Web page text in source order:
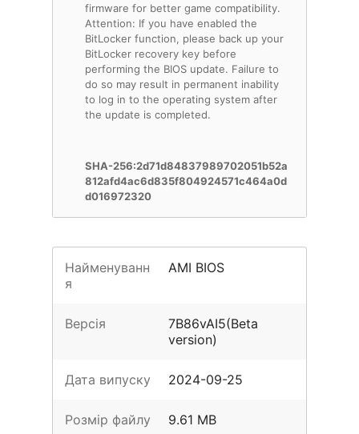
firmware for better game compatibility.
Attention: If you have enabled the
BitLocker function, please back up your
BitLocker recovery key before
performing the BIOS update. Failure to
do so may result in permanent inability
to log in to the operating system after
the update is completed.
SHA-256:2d71d84837989702051b52a
812afd4ac6d835f804924571c464a0d
d016972320
Найменуванн
я
AMI BIOS
Версія
7B86vAI5(Beta
version)
Дата випуску 2024-09-25
Розмір файлу 9.61 MB